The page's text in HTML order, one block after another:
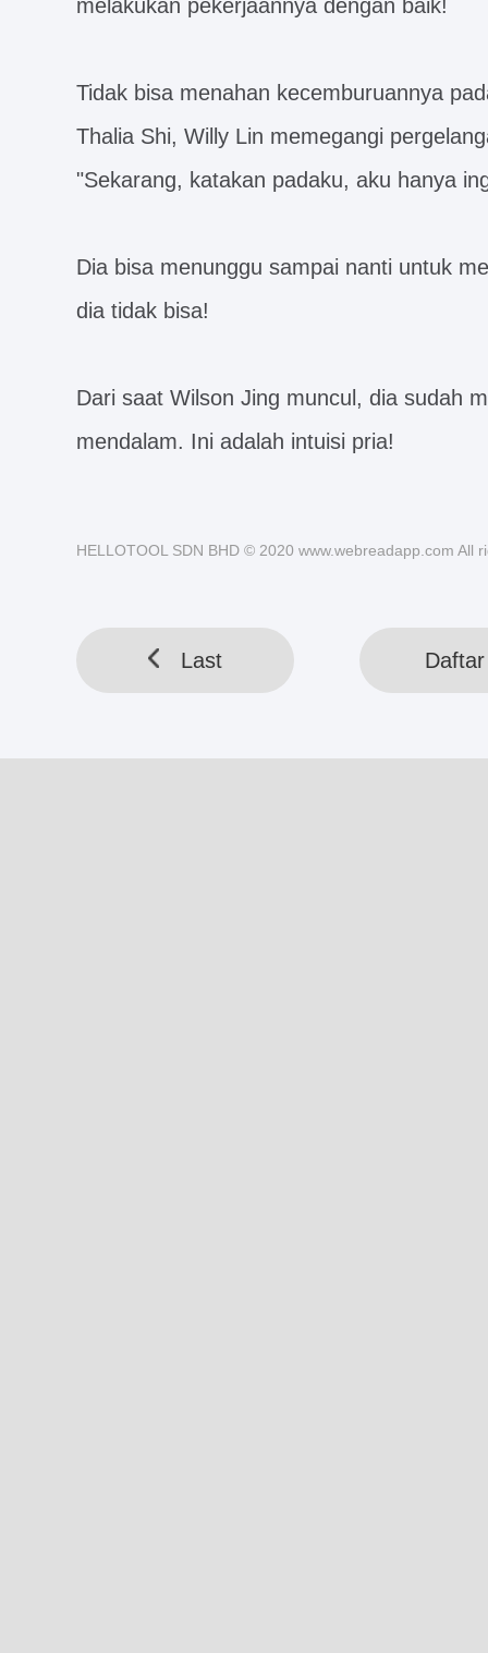
melakukan pekerjaannya dengan baik!
Tidak bisa menahan kecemburuannya
Thalia Shi, Willy Lin memegangi
"Sekarang, katakan padaku, aku hanya
Dia bisa menunggu sampai nanti untuk
dia tidak bisa!
Dari saat Wilson Jing muncul, dia sudah
mendalam. Ini adalah intuisi pria!
HELLOTOOL SDN BHD © 2020 www.webreadapp.com All
Last